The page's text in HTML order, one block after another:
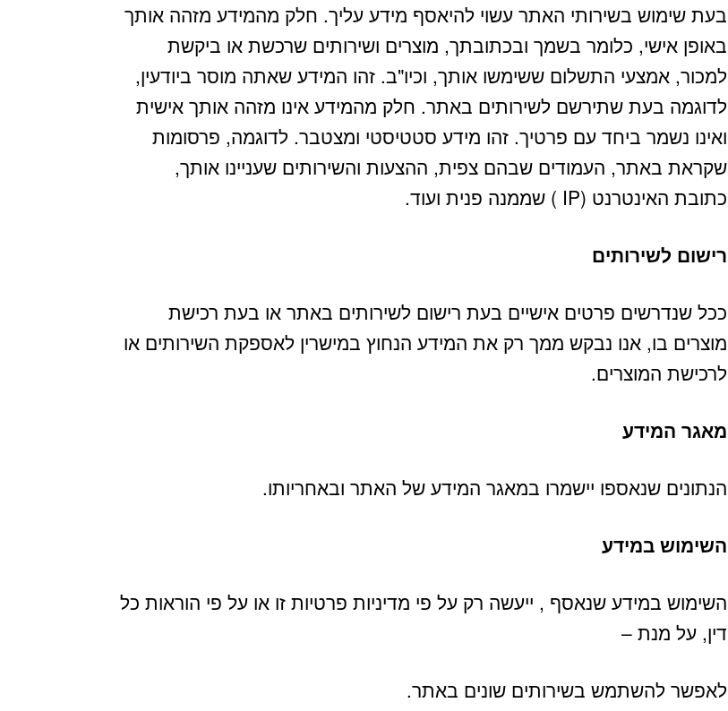
בעת שימוש בשירותי האתר עשוי להיאסף מידע עליך. חלק מהמידע מזהה אותך
באופן אישי, כלומר בשמך ובכתובתך, מוצרים ושירותים שרכשת או ביקשת
למכור, אמצעי התשלום ששימשו אותך, וכיו"ב. זהו המידע שאתה מוסר ביודעין,
לדוגמה בעת שתירשם לשירותים באתר. חלק מהמידע אינו מזהה אותך אישית
ואינו נשמר ביחד עם פרטיך. זהו מידע סטטיסטי ומצטבר. לדוגמה, פרסומות
שקראת באתר, העמודים שבהם צפית, ההצעות והשירותים שעניינו אותך,
כתובת האינטרנט (IP ) שממנה פנית ועוד.
רישום לשירותים
ככל שנדרשים פרטים אישיים בעת רישום לשירותים באתר או בעת רכישת
מוצרים בו, אנו נבקש ממך רק את המידע הנחוץ במישרין לאספקת השירותים או
לרכישת המוצרים.
מאגר המידע
הנתונים שנאספו יישמרו במאגר המידע של האתר ובאחריותו.
השימוש במידע
השימוש במידע שנאסף , ייעשה רק על פי מדיניות פרטיות זו או על פי הוראות כל
דין, על מנת –
לאפשר להשתמש בשירותים שונים באתר.